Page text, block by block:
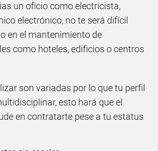
un oficio como electricista,
electrónico, no te será difícil
en el mantenimiento de
como hoteles, edificios o centros
son variadas por lo que tu perfil
esto hará que el
en contratarte pese a tu estatus